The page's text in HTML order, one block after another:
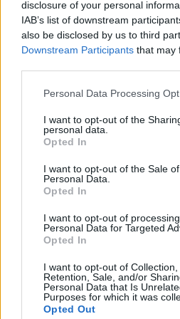
disclosure of your personal
IAB’s list of downstream
also be disclosed by us to third
Downstream Participants that may
Personal Data Processing
I want to opt-out of the
personal data.
Opted In
I want to opt-out of the Sale
Personal Data.
Opted In
I want to opt-out of
Personal Data for Targeted
Opted In
I want to opt-out of Collection,
Retention, Sale, and/or
Personal Data that Is
Purposes for which it was
Opted Out
Vaizdai iš tragiškos avarijos
vaiko gyvybių išgelbėti
Žinios | Lietuvos diena
Savaitės vidurys nusimato
32 laipsnių šilumos
Ukrainos politikoje: jis yra
Sinoptikai atsakė, kokiais orais